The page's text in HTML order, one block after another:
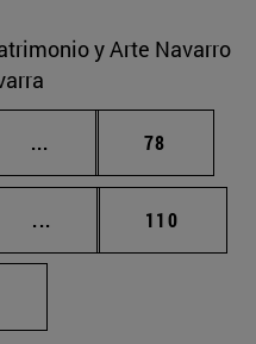
y Arte Navarro
... Páginas intermedias
Página
78
... Páginas intermedias
Página
110